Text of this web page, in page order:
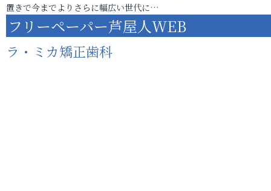
置きで今までよりさらに幅広い世代に…
フリーペーパー芦屋人WEB
ラ・ミカ矯正歯科